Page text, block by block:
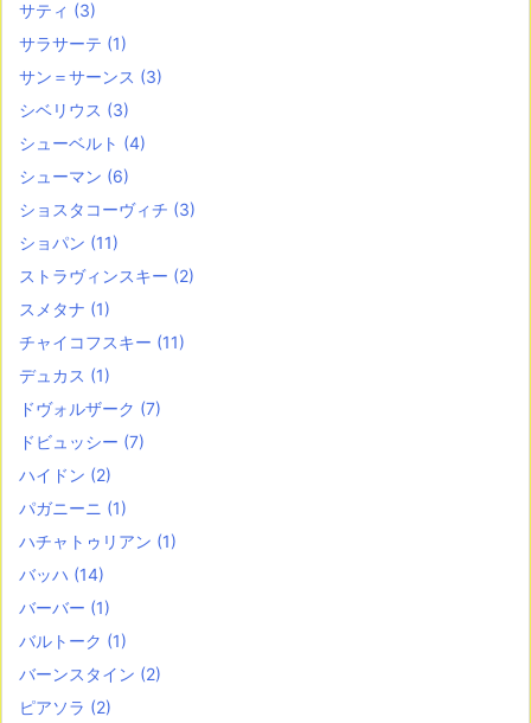
サティ (3)
サラサーテ (1)
サン＝サーンス (3)
シベリウス (3)
シューベルト (4)
シューマン (6)
ショスタコーヴィチ (3)
ショパン (11)
ストラヴィンスキー (2)
スメタナ (1)
チャイコフスキー (11)
デュカス (1)
ドヴォルザーク (7)
ドビュッシー (7)
ハイドン (2)
パガニーニ (1)
ハチャトゥリアン (1)
バッハ (14)
バーバー (1)
バルトーク (1)
バーンスタイン (2)
ピアソラ (2)